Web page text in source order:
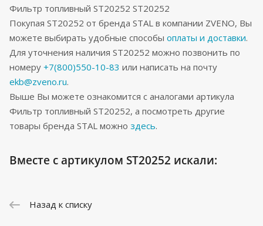
Фильтр топливный ST20252 ST20252
Покупая ST20252 от бренда STAL в компании ZVENO, Вы
можете выбирать удобные способы оплаты и доставки.
Для уточнения наличия ST20252 можно позвонить по
номеру +7(800)550-10-83 или написать на почту
ekb@zveno.ru.
Выше Вы можете ознакомится с аналогами артикула
Фильтр топливный ST20252, а посмотреть другие
товары бренда STAL можно здесь.
Вместе с артикулом ST20252 искали:
Назад к списку